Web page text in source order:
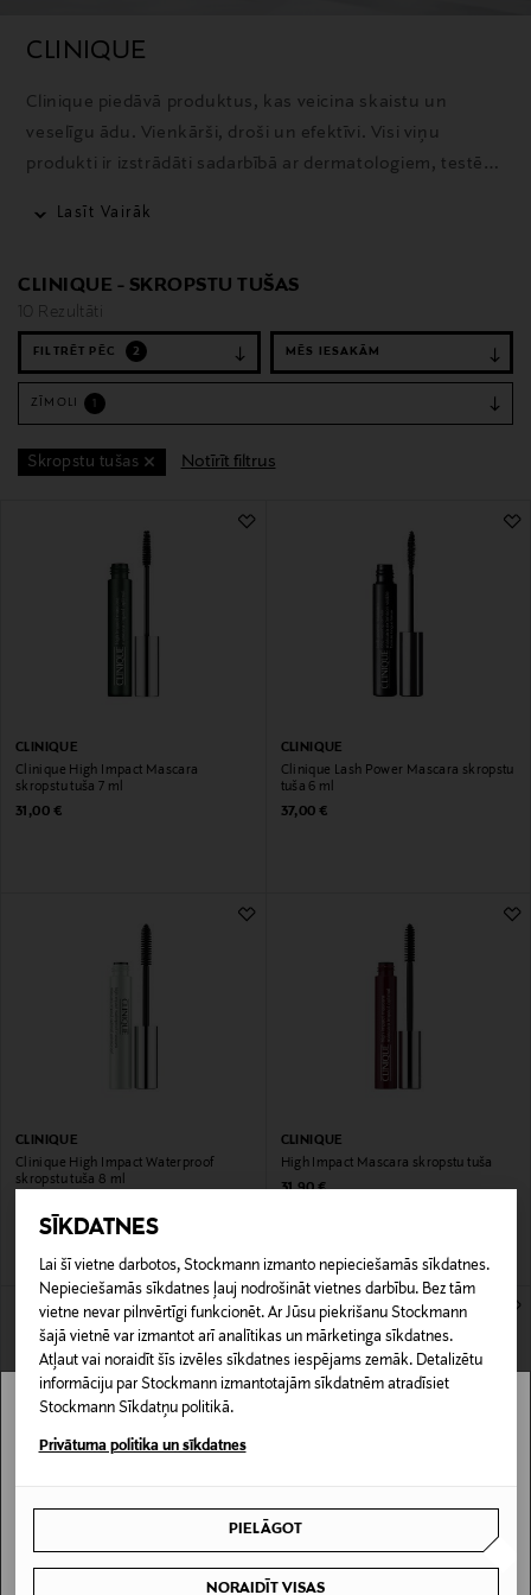
SĪKDATNES
Lai šī vietne darbotos, Stockmann izmanto nepieciešamās sīkdatnes.
Nepieciešamās sīkdatnes ļauj nodrošināt vietnes darbību. Bez tām
vietne nevar pilnvērtīgi funkcionēt. Ar Jūsu piekrišanu Stockmann
šajā vietnē var izmantot arī analītikas un mārketinga sīkdatnes.
Atļaut vai noraidīt šīs izvēles sīkdatnes iespējams zemāk. Detalizētu
informāciju par Stockmann izmantotajām sīkdatnēm atradīsiet
Stockmann Sīkdatņu politikā.
Privātuma politika un sīkdatnes
PIELĀGOT
NORAIDĪT VISAS
CLINIQUE
Clinique piedāvā produktus, kas veicina skaistu un
veselīgu ādu. Vienkārši, droši un efektīvi. Visi viņu
produkti ir izstrādāti sadarbībā ar dermatologiem, testēti
Lasīt Vairāk
CLINIQUE - SKROPSTU TUŠAS
10 Rezultāti
FILTRĒT PĒC 2
ZĪMOLI
Skropstu tušas Notīrīt filtrus
CLINIQUE
Clinique High Impact Mascara
skropstu tuša 7 ml
Original Price
31,00 €
CLINIQUE
Clinique Lash Power Mascara skropstu
tuša 6 ml
Original Price
37,00 €
CLINIQUE
Clinique High Impact Waterproof
skropstu tuša 8 ml
CLINIQUE
High Impact Mascara skropstu tuša
Original Price
31,90 €
High Impact High-Fi Full Volume
Waterproof Mascara skropstu tuša
CLINIQUE
High Impact Zero Gravity Mascara
skropstu tuša 8 g
Stockmann nav pieejams tavā valstī.
I UNDERSTAND